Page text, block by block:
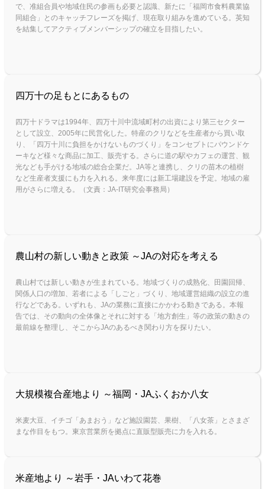
で、准組合員や地域住民の参画も必要と認識、新たに「福岡市食料農業協
同組合」とのキャッチフレーズを掲げ、現在取り組みを進めている。英知
を結集してアクティブメンバーシップの確立を目指したい。
四万十の足もとにあるもの
四万十ドラマは1994年、四万十川中流域町村の出資により第三セクター
として設立、2005年に民営化した。特産のクリなどを生産者から買い取
り、「四万十川に負担をかけないものづくり」をコンセプトにパウンドケ
ーキなど様々な商品に加工、販売する。さらに道の駅やカフェの運営、観
光なども手がける地域の総合企業だ。JA等と連携し、クリの苗木の植樹
など生産者支援にも力を入れる。来年度には新工場建設を予定。地域の雇
用がさらに増える。（文責：JA-IT研究会事務局）
農山村の新しい動きと政策 ～JAの対応を考える
農山村では新しい動きが生まれている。地域づくりの成熟化、田園回帰、
関係人口の増加、若者による「しごと」づくり、地域運営組織の設立の進
行などである。いずれも、JAの業務に直接にかかわる動きである。本報
告では、その動向の全体像とそれに対する「地方創生」等の政策の動きの
最前線を整理し、そこからJAのあるべき関わり方を探りたい。
大規模複合産地より ～福岡・JAふくおか八女
米麦大豆、イチゴ「あまおう」など施設園芸、果樹、「八女茶」とさまざ
まな作目をもつ。東京営業所を拠点に直販型販売に力を入れる。
米産地より ～岩手・JAいわて花巻